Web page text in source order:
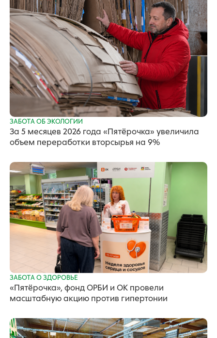
ЗАБОТА ОБ ЭКОЛОГИИ
За 5 месяцев 2026 года «Пятёрочка» увеличила
объем переработки вторсырья на 9%
ЗАБОТА О ЗДОРОВЬЕ
«Пятёрочка», фонд ОРБИ и ОК провели
масштабную акцию против гипертонии